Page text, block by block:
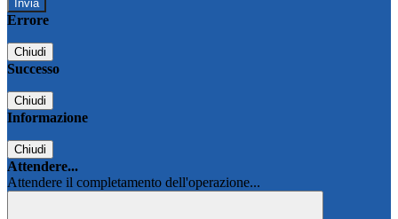
Errore
Chiudi
Successo
Chiudi
Informazione
Chiudi
Attendere...
Attendere il completamento dell'operazione...